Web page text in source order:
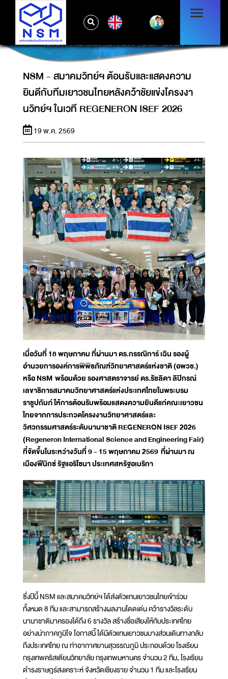
NSM - สมาคมวิทย์ฯ ต้อนรับและแสดงความยินดี
กับทีมเยาวชนไทยหลังคว้าชัยแข่งโครงงานวิทย์ฯ
ในเวที REGENERON ISEF 2026
NSM - สมาคมวิทย์ฯ ต้อนรับและแสดงความ
ยินดีกับทีมเยาวชนไทยหลังคว้าชัยแข่งโครงงา
นวิทย์ฯ ในเวที REGENERON ISEF 2026
19 พ.ค. 2569
เมื่อวันที่ 18 พฤษภาคม ที่ผ่านมา ดร.กรรณิการ์ เฉิน รองผู้
อำนวยการองค์การพิพิธภัณฑ์วิทยาศาสตร์แห่งชาติ (อพวช.)
หรือ NSM พร้อมด้วย รองศาสตราจารย์ ดร.รัชลิดา ลิปิกรณ์
เลขาธิการสมาคมวิทยาศาสตร์แห่งประเทศไทยในพระบรม
ราชูปถัมภ์ ให้การต้อนรับพร้อมแสดงความยินดีแก่คณะเยาวชน
ไทยจากการประกวดโครงงานวิทยาศาสตร์และ
วิศวกรรมศาสตร์ระดับนานาชาติ REGENERON ISEF 2026
(Regeneron International Science and Engineering Fair)
ที่จัดขึ้นในระหว่างวันที่ 9 - 15 พฤษภาคม 2569 ที่ผ่านมา ณ
เมืองฟีนิกซ์ รัฐแอริโซนา ประเทศสหรัฐอเมริกา
ซึ่งปีนี้ NSM และสมาคมวิทย์ฯ ได้ส่งตัวแทนเยาวชนไทยเข้าร่วม
ทั้งหมด 8 ทีม และสามารถสร้างผลงานโดดเด่น คว้ารางวัลระดับ
นานาชาติมาครองได้ถึง 6 รางวัล สร้างชื่อเสียงให้กับประเทศไทย
อย่างน่าภาคภูมิใจ โอกาสนี้ ได้มีตัวแทนเยาวชนบางส่วนเดินทางกลับ
ถึงประเทศไทย ณ ท่าอากาศยานสุวรรณภูมิ ประกอบด้วย โรงเรียน
กรุงเทพคริสเตียนวิทยาลัย กรุงเทพมหานคร จำนวน 2 ทีม, โรงเรียน
ดำรงราษฎร์สงเคราะห์ จังหวัดเชียงราย จำนวน 1 ทีม และโรงเรียน